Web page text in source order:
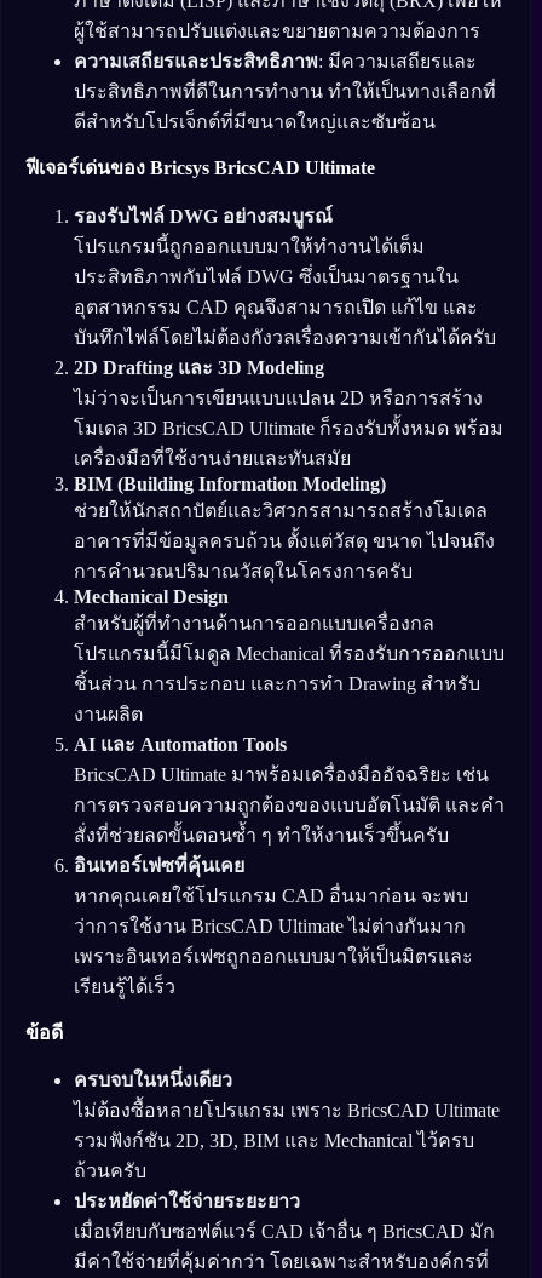
ผู้ใช้สามารถปรับแต่งและขยายตามความต้องการ
ความเสถียรและประสิทธิภาพ: มีความเสถียรและ
ประสิทธิภาพที่ดีในการทำงาน ทำให้เป็นทางเลือกที่
ดีสำหรับโปรเจ็กต์ที่มีขนาดใหญ่และซับซ้อน
ฟีเจอร์เด่นของ Bricsys BricsCAD Ultimate
รองรับไฟล์ DWG อย่างสมบูรณ์
โปรแกรมนี้ถูกออกแบบมาให้ทำงานได้เต็ม
ประสิทธิภาพกับไฟล์ DWG ซึ่งเป็นมาตรฐานใน
อุตสาหกรรม CAD คุณจึงสามารถเปิด แก้ไข และ
บันทึกไฟล์โดยไม่ต้องกังวลเรื่องความเข้ากันได้ครับ
2D Drafting และ 3D Modeling
ไม่ว่าจะเป็นการเขียนแบบแปลน 2D หรือการสร้าง
โมเดล 3D BricsCAD Ultimate ก็รองรับทั้งหมด พร้อม
เครื่องมือที่ใช้งานง่ายและทันสมัย
BIM (Building Information Modeling)
ช่วยให้นักสถาปัตย์และวิศวกรสามารถสร้างโมเดล
อาคารที่มีข้อมูลครบถ้วน ตั้งแต่วัสดุ ขนาด ไปจนถึง
การคำนวณปริมาณวัสดุในโครงการครับ
Mechanical Design
สำหรับผู้ที่ทำงานด้านการออกแบบเครื่องกล
โปรแกรมนี้มีโมดูล Mechanical ที่รองรับการออกแบบ
ชิ้นส่วน การประกอบ และการทำ Drawing สำหรับ
งานผลิต
AI และ Automation Tools
BricsCAD Ultimate มาพร้อมเครื่องมืออัจฉริยะ เช่น
การตรวจสอบความถูกต้องของแบบอัตโนมัติ และคำ
สั่งที่ช่วยลดขั้นตอนซ้ำ ๆ ทำให้งานเร็วขึ้นครับ
อินเทอร์เฟซที่คุ้นเคย
หากคุณเคยใช้โปรแกรม CAD อื่นมาก่อน จะพบ
ว่าการใช้งาน BricsCAD Ultimate ไม่ต่างกันมาก
เพราะอินเทอร์เฟซถูกออกแบบมาให้เป็นมิตรและ
เรียนรู้ได้เร็ว
ข้อดี
ครบจบในหนึ่งเดียว
ไม่ต้องซื้อหลายโปรแกรม เพราะ BricsCAD Ultimate
รวมฟังก์ชัน 2D, 3D, BIM และ Mechanical ไว้ครบ
ถ้วนครับ
ประหยัดค่าใช้จ่ายระยะยาว
เมื่อเทียบกับซอฟต์แวร์ CAD เจ้าอื่น ๆ BricsCAD มัก
มีค่าใช้จ่ายที่คุ้มค่ากว่า โดยเฉพาะสำหรับองค์กรที่